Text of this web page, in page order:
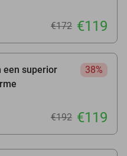
€172 €119
een superior
38%
€192 €119